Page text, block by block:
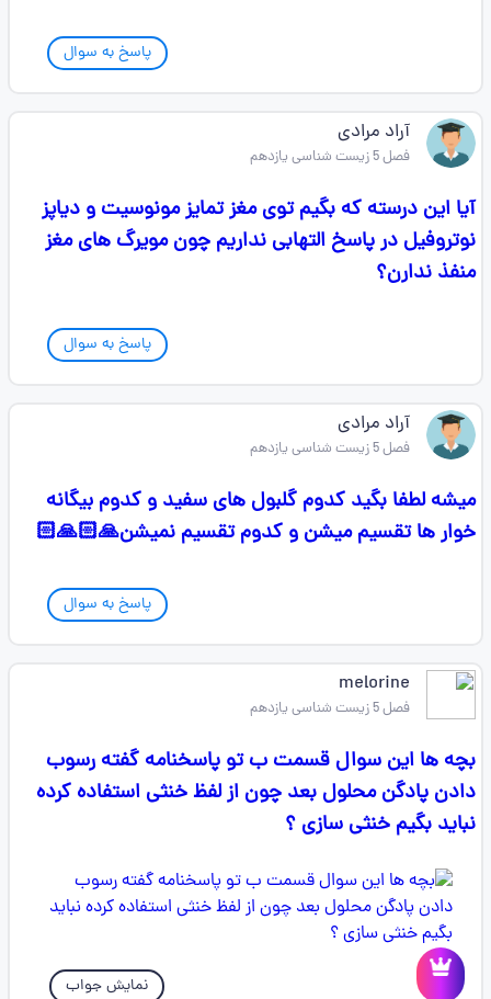
پاسخ به سوال
آراد مرادی
فصل 5 زیست شناسی یازدهم
آیا این درسته که بگیم توی مغز تمایز مونوسیت و دیاپز
نوتروفیل در پاسخ التهابی نداریم چون مویرگ های مغز
منفذ ندارن؟
پاسخ به سوال
آراد مرادی
فصل 5 زیست شناسی یازدهم
میشه لطفا بگید کدوم گلبول های سفید و کدوم بیگانه
خوار ها تقسیم میشن و کدوم تقسیم نمیشن🙏🏻🙏🏻
پاسخ به سوال
melorine
فصل 5 زیست شناسی یازدهم
بچه ها این سوال قسمت ب تو پاسخنامه گفته رسوب
دادن پادگن محلول بعد چون از لفظ خنثی استفاده کرده
نباید بگیم خنثی سازی ؟
نمایش جواب